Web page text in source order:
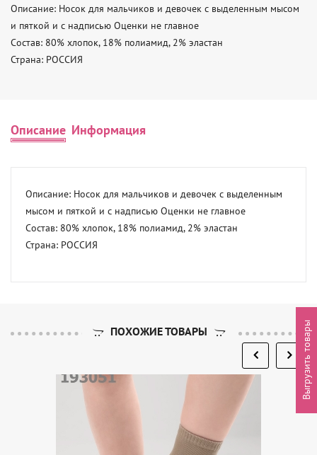
Описание: Носок для мальчиков и девочек с выделенным мысом
и пяткой и с надписью Оценки не главное
Состав: 80% хлопок, 18% полиамид, 2% эластан
Страна: РОССИЯ
Описание Информация
Описание: Носок для мальчиков и девочек с выделенным
мысом и пяткой и с надписью Оценки не главное
Состав: 80% хлопок, 18% полиамид, 2% эластан
Страна: РОССИЯ
ПОХОЖИЕ ТОВАРЫ Выгрузить товары